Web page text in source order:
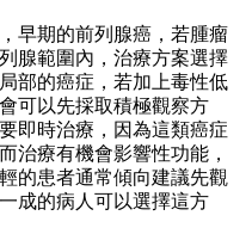
，早期的前列腺癌，若腫瘤
腺範圍內，治療方案選擇
部的癌症，若加上毒性低
可以先採取積極觀察方
即時治療，因為這類癌症
治療有機會影響性功能，
的患者通常傾向建議先觀
成的病人可以選擇這方